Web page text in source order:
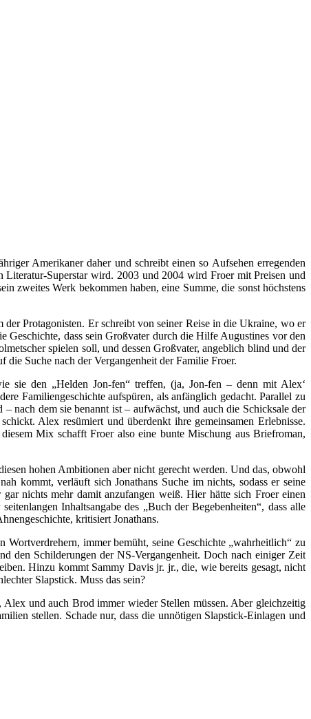
Amerikaner daher und schreibt einen so Aufsehen erregenden
Literatur-Superstar wird. 2003 und 2004 wird Froer mit Preisen und
zweites Werk bekommen haben, eine Summe, die sonst höchstens
Protagonisten. Er schreibt von seiner Reise in die Ukraine, wo er
Geschichte, dass sein Großvater durch die Hilfe Augustines vor den
spielen soll, und dessen Großvater, angeblich blind und der
Suche nach der Vergangenheit der Familie Froer.
sie den „Helden Jon-fen“ treffen, (ja, Jon-fen – denn mit Alex‘
Familiengeschichte aufspüren, als anfänglich gedacht. Parallel zu
nach dem sie benannt ist – aufwächst, und auch die Schicksale der
Alex resümiert und überdenkt ihre gemeinsamen Erlebnisse.
Mix schafft Froer also eine bunte Mischung aus Briefroman,
hohen Ambitionen aber nicht gerecht werden. Und das, obwohl
kommt, verläuft sich Jonathans Suche im nichts, sodass er seine
nichts mehr damit anzufangen weiß. Hier hätte sich Froer einen
Inhaltsangabe des „Buch der Begebenheiten“, dass alle
kritisiert Jonathans.
immer bemüht, seine Geschichte „wahrheitlich“ zu
den Schilderungen der NS-Vergangenheit. Doch nach einiger Zeit
Hinzu kommt Sammy Davis jr. jr., die, wie bereits gesagt, nicht
Slapstick. Muss das sein?
und auch Brod immer wieder Stellen müssen. Aber gleichzeitig
stellen. Schade nur, dass die unnötigen Slapstick-Einlagen und